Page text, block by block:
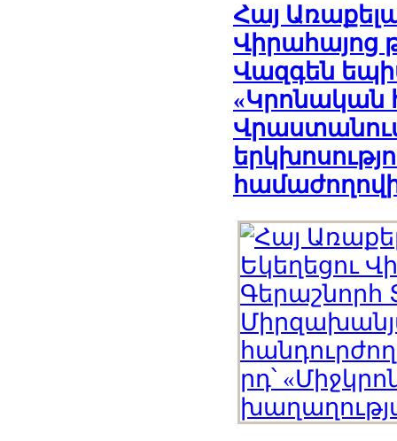
Հայ
Վիրահայոց
Վազգեն
«Կրոնական